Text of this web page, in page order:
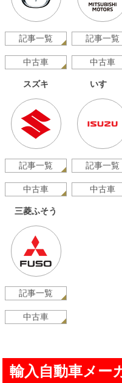
記事一覧
中古車
記事一覧
中古車
スズキ
記事一覧
中古車
いすゞ
記事一覧
中古車
三菱ふそう
記事一覧
中古車
輸入自動車メー